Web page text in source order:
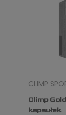
Olimp
kapsułek
OLIMP